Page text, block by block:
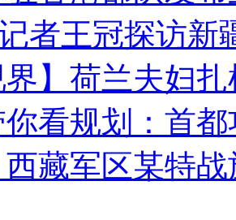
者王冠探访新
界】荷兰夫妇
看规划：首
藏军区某特